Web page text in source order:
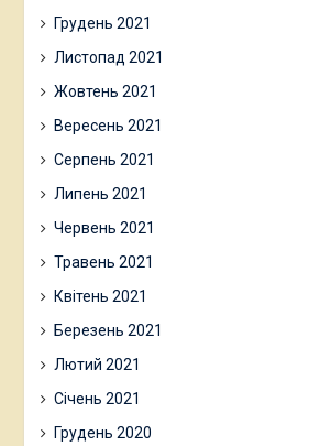
Грудень 2021
Листопад 2021
Жовтень 2021
Вересень 2021
Серпень 2021
Липень 2021
Червень 2021
Травень 2021
Квітень 2021
Березень 2021
Лютий 2021
Січень 2021
Грудень 2020